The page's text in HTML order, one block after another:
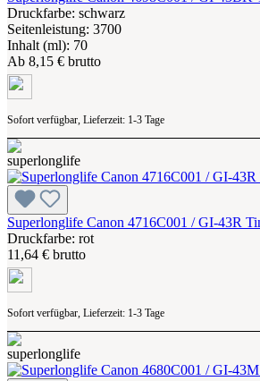
Druckfarbe: schwarz
Seitenleistung: 3700
Inhalt (ml): 70
Ab 8,15 € brutto
Sofort verfügbar, Lieferzeit: 1-3 Tage
Superlonglife Canon 4716C001 / GI-43R
Druckfarbe: rot
11,64 € brutto
Sofort verfügbar, Lieferzeit: 1-3 Tage